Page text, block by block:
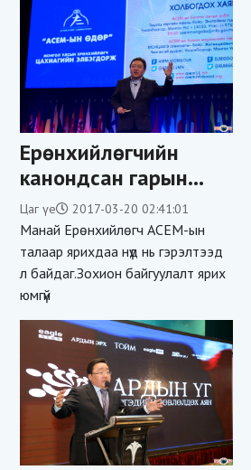
Ерөнхийлөгчийн
канондсан гарын
үсэгтэй баярын бичиг
АСЕМ-ын тогооч
нарын цалинг
орлосон уу?
Цаг үе 2017-03-20 02:41:01
Манай Ерөнхийлөгч АСЕМ-ын
талаар ярихдаа нүд нь гэрэлтээд
л байдаг.Зохион байгуулалт ярих
юмгүй